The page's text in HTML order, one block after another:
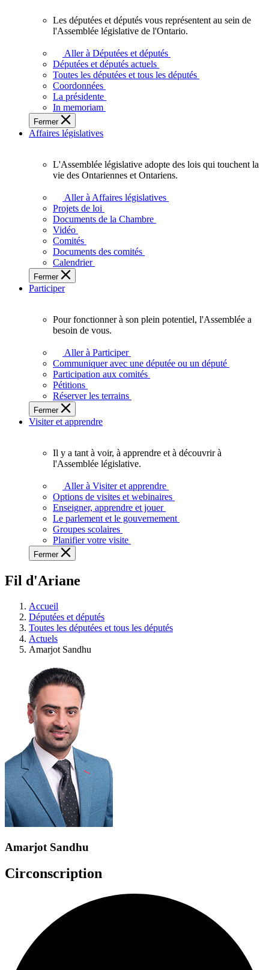
députés
vous
représentent
sein
de
l'Assemblée
législative
l'Ontario.
Les députées et députés vous représentent au sein de
l'Assemblée législative de l'Ontario.
Aller à Députées et députés
Députées et députés actuels
Toutes les députées et tous les députés
Coordonnées
La présidente
In memoriam
Fermer
Affaires législatives
L'Assemblée
adopte
touchent
des
Ontariennes
et
L'Assemblée législative adopte des lois qui touchent la
vie des Ontariennes et Ontariens.
Aller à Affaires législatives
Projets de loi
Documents de la Chambre
Vidéo
Comités
Documents des comités
Calendrier
Fermer
Participer
plein
potentiel,
l'Assemblée
a
besoin
de
Pour fonctionner à son plein potentiel, l'Assemblée a
besoin de vous.
Aller à Participer
Communiquer avec une députée ou un député
Participation aux comités
Pétitions
Réserver les terrains
Fermer
Visiter et apprendre
voir,
apprendre
et
à
à
législative.
Il y a tant à voir, à apprendre et à découvrir à
l'Assemblée législative.
Aller à Visiter et apprendre
Options de visites et webinaires
Enseigner, apprendre et jouer
Le parlement et le gouvernement
Groupes scolaires
Planifier votre visite
Fermer
Fil d'Ariane
Accueil
Députées et députés
Toutes les députées et tous les députés
Actuels
Amarjot Sandhu
Amarjot Sandhu
Circonscription